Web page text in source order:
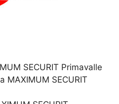
SECURIT Primavalle
MAXIMUM SECURIT